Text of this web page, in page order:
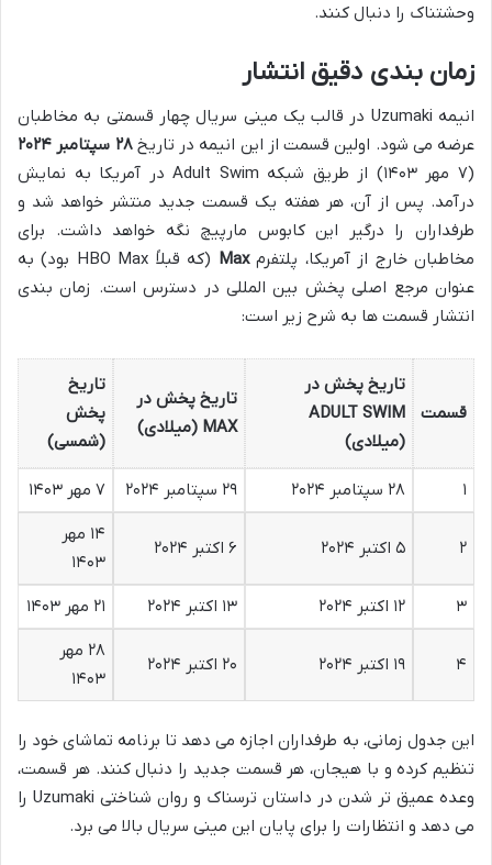
وحشتناک را دنبال کنند.
زمان بندی دقیق انتشار
انیمه Uzumaki در قالب یک مینی سریال چهار قسمتی به مخاطبان
عرضه می شود. اولین قسمت از این انیمه در تاریخ۲۸ سپتامبر ۲۰۲۴
(۷ مهر ۱۴۰۳) از طریق شبکه
Adult Swimدر آمریکا به نمایش
درآمد. پس از آن، هر هفته یک قسمت جدید منتشر خواهد شد و
طرفداران را درگیر این کابوس مارپیچ نگه خواهد داشت. برای
مخاطبان خارج از آمریکا، پلتفرمMax (که قبلاً HBO Max بود) به
عنوان مرجع اصلی پخش بین المللی در دسترس است. زمان بندی
انتشار قسمت ها به شرح زیر است:
قسمت
تاریخ پخش در
ADULT SWIM
(میلادی)
تاریخ پخش در
MAX (میلادی)
تاریخ
پخش
(شمسی)
۱ ۲۸ سپتامبر ۲۰۲۴ ۲۹ سپتامبر ۲۰۲۴ ۷ مهر ۱۴۰۳
۲ ۵ اکتبر ۲۰۲۴ ۶ اکتبر ۲۰۲۴
۱۴ مهر
۱۴۰۳
۳
۱۲ اکتبر ۲۰۲۴ ۱۳ اکتبر ۲۰۲۴ ۲۱ مهر ۱۴۰۳
۴ ۱۹ اکتبر ۲۰۲۴ ۲۰ اکتبر ۲۰۲۴
۲۸ مهر
۱۴۰۳
این جدول زمانی، به طرفداران اجازه می دهد تا برنامه تماشای خود را
تنظیم کرده و با هیجان، هر قسمت جدید را دنبال کنند. هر قسمت،
وعده عمیق تر شدن در داستان ترسناک و روان شناختی Uzumaki را
می دهد و انتظارات را برای پایان این مینی سریال بالا می برد.